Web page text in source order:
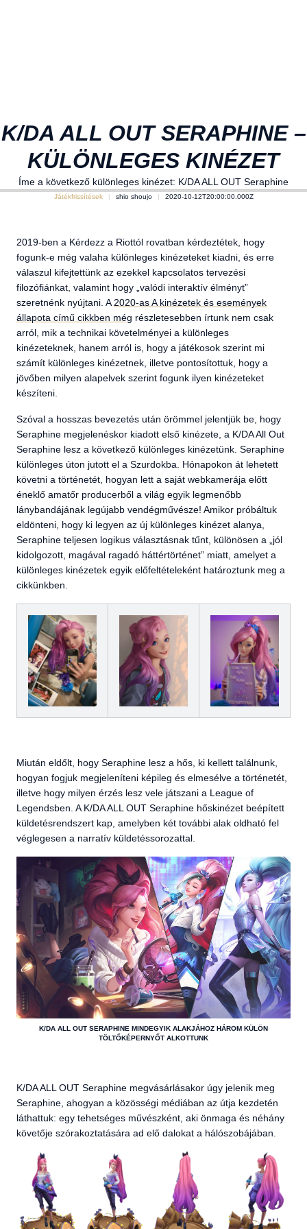
K/DA ALL OUT SERAPHINE –
KÜLÖNLEGES KINÉZET
Íme a következő különleges kinézet: K/DA ALL OUT Seraphine
Játékfrissítések shio shoujo 2020-10-12T20:00:00.000Z
2019-ben a Kérdezz a Riottól rovatban kérdeztétek, hogy
fogunk-e még valaha különleges kinézeteket kiadni, és erre
válaszul kifejtettünk az ezekkel kapcsolatos tervezési
filozófiánkat, valamint hogy „valódi interaktív élményt”
szeretnénk nyújtani. A 2020-as A kinézetek és események
állapota című cikkben még részletesebben írtunk nem csak
arról, mik a technikai követelményei a különleges
kinézeteknek, hanem arról is, hogy a játékosok szerint mi
számít különleges kinézetnek, illetve pontosítottuk, hogy a
jövőben milyen alapelvek szerint fogunk ilyen kinézeteket
készíteni.
Szóval a hosszas bevezetés után örömmel jelentjük be, hogy
Seraphine megjelenéskor kiadott első kinézete, a K/DA All Out
Seraphine lesz a következő különleges kinézetünk. Seraphine
különleges úton jutott el a Szurdokba. Hónapokon át lehetett
követni a történetét, hogyan lett a saját webkamerája előtt
éneklő amatőr producerből a világ egyik legmenőbb
lánybandájának legújabb vendégművésze! Amikor próbáltuk
eldönteni, hogy ki legyen az új különleges kinézet alanya,
Seraphine teljesen logikus választásnak tűnt, különösen a „jól
kidolgozott, magával ragadó háttértörténet” miatt, amelyet a
különleges kinézetek egyik előfeltételeként határoztunk meg a
cikkünkben.
Miután eldőlt, hogy Seraphine lesz a hős, ki kellett találnunk,
hogyan fogjuk megjeleníteni képileg és elmesélve a történetét,
illetve hogy milyen érzés lesz vele játszani a League of
Legendsben. A K/DA ALL OUT Seraphine hőskinézet beépített
küldetésrendszert kap, amelyben két további alak oldható fel
véglegesen a narratív küldetéssorozattal.
K/DA ALL OUT SERAPHINE MINDEGYIK ALAKJÁHOZ HÁROM KÜLÖN
TÖLTŐKÉPERNYŐT ALKOTTUNK
K/DA ALL OUT Seraphine megvásárlásakor úgy jelenik meg
Seraphine, ahogyan a közösségi médiában az útja kezdetén
láthattuk: egy tehetséges művészként, aki önmaga és néhány
követője szórakoztatására ad elő dalokat a hálószobájában.